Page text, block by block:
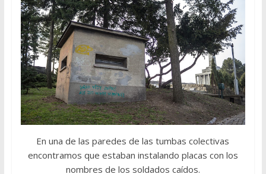
En una de las paredes de las tumbas colectivas
encontramos que estaban instalando placas con los
nombres de los soldados caídos.